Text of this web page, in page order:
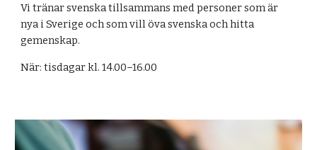
Vi tränar svenska tillsammans med personer som är
nya i Sverige och som vill öva svenska och hitta
gemenskap.
När:tisdagar kl. 14.00–16.00